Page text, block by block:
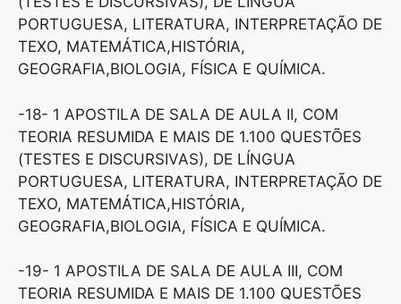
PORTUGUESA, LITERATURA, INTERPRETAÇÃO DE
TEXO, MATEMÁTICA,HISTÓRIA,
GEOGRAFIA,BIOLOGIA, FÍSICA E QUÍMICA.
-18- 1 APOSTILA DE SALA DE AULA II, COM
TEORIA RESUMIDA E MAIS DE 1.100 QUESTÕES
(TESTES E DISCURSIVAS), DE LÍNGUA
PORTUGUESA, LITERATURA, INTERPRETAÇÃO DE
TEXO, MATEMÁTICA,HISTÓRIA,
GEOGRAFIA,BIOLOGIA, FÍSICA E QUÍMICA.
-19- 1 APOSTILA DE SALA DE AULA III, COM
TEORIA RESUMIDA E MAIS DE 1.100 QUESTÕES